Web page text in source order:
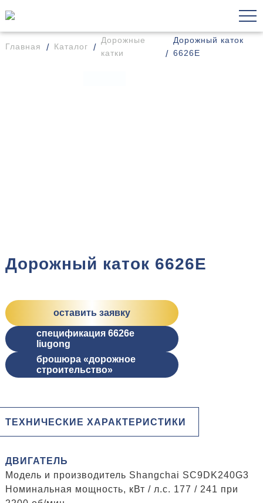
Главная Каталог
Дорожные
катки
Дорожный каток
6626E
Дорожный каток 6626E
оставить заявку
спецификация 6626e
liugong
брошюра «дорожное
строительство»
ТЕХНИЧЕСКИЕ ХАРАКТЕРИСТИКИ
ДВИГАТЕЛЬ
Модель и производитель Shangchai SC9DK240G3
Номинальная мощность, кВт / л.с. 177 / 241 при